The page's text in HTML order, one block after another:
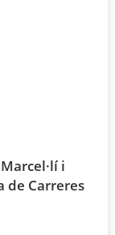
i
de Carreres